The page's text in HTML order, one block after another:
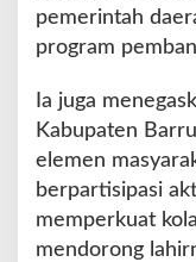
pemerintah
program
Ia juga
Kabupaten
elemen
berpartisipasi
memperkuat
mendorong